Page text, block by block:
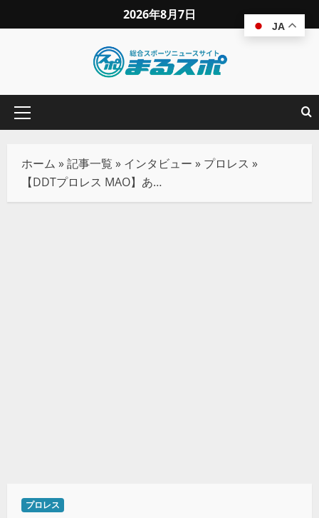
2026年8月7日
ホーム »記事一覧 » インタビュー » プロレス »
【DDTプロレス MAO】あの日の約束通りデカイ男になって葛西純の前に立ちたい（後編）
プロレス
JA